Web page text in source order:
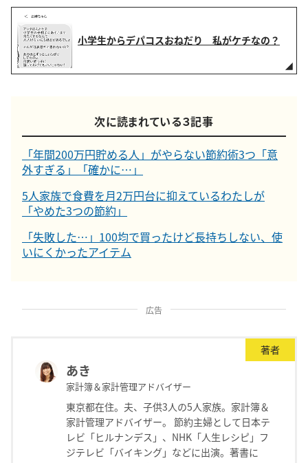
小学生からデパコスおねだり 私がケチなの？
次に読まれている３記事
「年間200万円貯める人」がやらない節約術3つ「意
外すぎる」「確かに…」
5人家族で食費を月2万円台に抑えているわたしが
「やめた3つの節約」
「失敗した…」100均で買ったけど長持ちしない、使
いにくかったアイテム
広告
著者
あき
家計簿＆家計管理アドバイザー
東京都在住。夫、子供3人の5人家族。家計簿＆
家計管理アドバイザー。 節約主婦として日本テ
レビ「ヒルナンデス」、NHK「人生レシピ」フ
ジテレビ「バイキング」などに出演。著書に